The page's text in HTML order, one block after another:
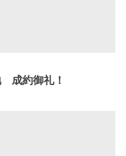
成約御礼！